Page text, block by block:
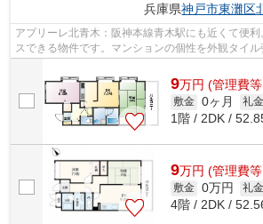
兵庫県神戸市東灘区
アプリーレ北青木：阪神本線青木駅にも近くて便
スできる物件です。マンションの個性を外観タイル
できます。新しい日々を送るにふさわし...
9万円 (管理費
敷金 0ヶ月 礼金
1階 / 2DK /
9万円 (管理費
敷金 0万円 礼金
4階 / 2DK /